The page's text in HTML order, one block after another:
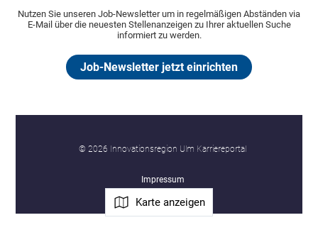
Nutzen Sie unseren Job-Newsletter um in regelmäßigen Abständen via
E-Mail über die neuesten Stellenanzeigen zu Ihrer aktuellen Suche
informiert zu werden.
Job-Newsletter jetzt einrichten
© 2026 Innovationsregion Ulm Karriereportal
Impressum
Karte anzeigen